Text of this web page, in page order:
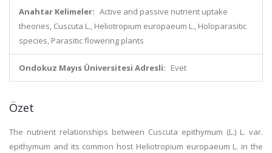
Anahtar Kelimeler: Active and passive nutrient uptake
theories, Cuscuta L., Heliotropium europaeum L., Holoparasitic
species, Parasitic flowering plants
Ondokuz Mayıs Üniversitesi Adresli: Evet
Özet
The nutrient relationships between Cuscuta epithymum (L.) L. var.
epithymum and its common host Heliotropium europaeum L. in the